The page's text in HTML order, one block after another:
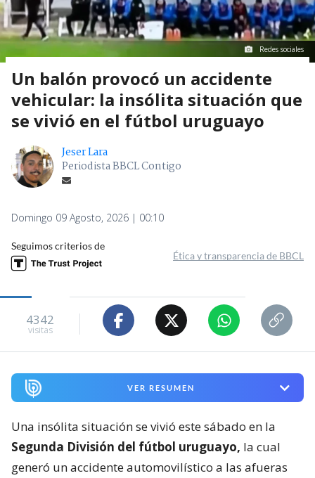
Redes sociales
Un balón provocó un accidente
vehicular: la insólita situación que
se vivió en el fútbol uruguayo
Jeser Lara
Periodista BBCL Contigo
Domingo 09 Agosto, 2026 | 00:10
Seguimos criterios de
Ética y transparencia de BBCL
4342
visitas
VER RESUMEN
Una insólita situación se vivió este sábado en la
Segunda División del fútbol uruguayo, la cual
generó un accidente automovilístico a las afueras